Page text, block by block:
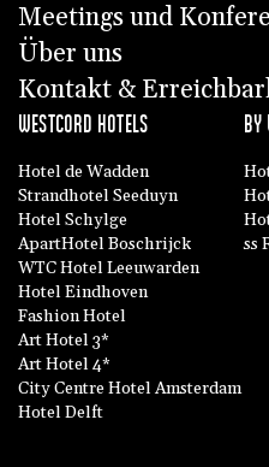
Meetings und
Über uns
Kontakt &
WESTCORD HOTELS
Hotel de Wadden
Strandhotel Seeduyn
Hotel Schylge
ApartHotel Boschrijck
WTC Hotel Leeuwarden
Hotel Eindhoven
Fashion Hotel
Art Hotel 3*
Art Hotel 4*
City Centre Hotel Amsterdam
Hotel Delft
BY
ss